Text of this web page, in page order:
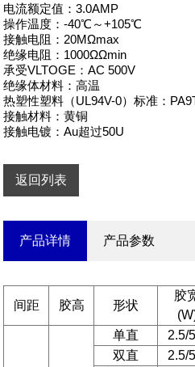
电流额定值：3.0AMP
操作温度：-40℃～+105℃
接触电阻：20MΩmax
绝缘电阻：1000ΩΩmin
承受VLTOGE：AC 500V
绝缘体材料：高温
热塑性塑料（UL94V-0）标准：
接触材料：黄铜
接触电镀：Au超过50U
返回列表
产品详情 产品参数
间距 胶高 形状
胶
单直 2.5/
双直
2.5/